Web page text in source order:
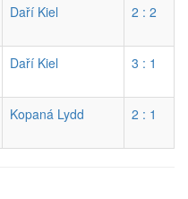
Daří Kiel 2 : 2
Daří Kiel 3 : 1
Kopaná Lydd 2 : 1